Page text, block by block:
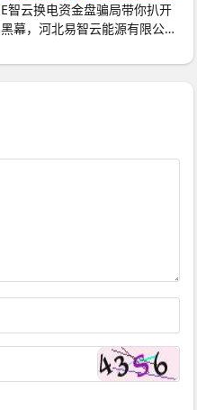
E智云换电资金盘骗局带你扒开
黑幕，河北易智云能源有限公司